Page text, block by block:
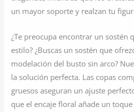
un mayor soporte y realzan tu
¿Te preocupa encontrar un sostén
estilo? ¿Buscas un sostén que
modelación del busto sin arco?
la solución perfecta. Las copas
gruesos aseguran un ajuste
que el encaje floral añade un